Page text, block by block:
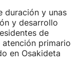
duración y unas
y desarrollo
de
primario
en Osakideta